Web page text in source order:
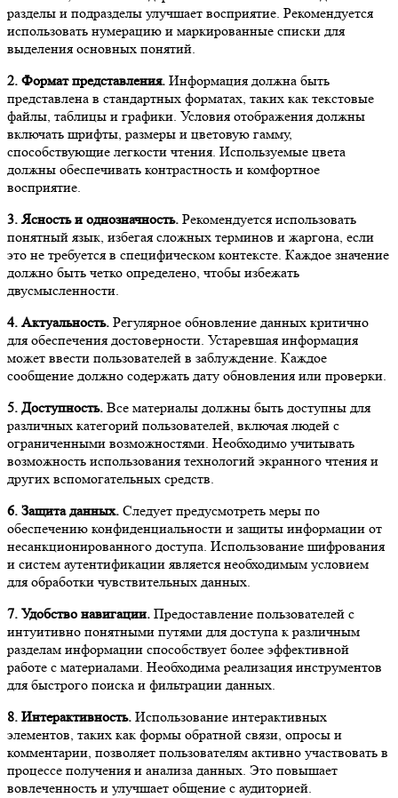
разделы и подразделы улучшает восприятие. Рекомендуется
использовать нумерацию и маркированные списки для
выделения основных понятий.
2. Формат представления. Информация должна быть
представлена в стандартных форматах, таких как текстовые
файлы, таблицы и графики. Условия отображения должны
включать шрифты, размеры и цветовую гамму,
способствующие легкости чтения. Используемые цвета
должны обеспечивать контрастность и комфортное
восприятие.
3. Ясность и однозначность. Рекомендуется использовать
понятный язык, избегая сложных терминов и жаргона, если
это не требуется в специфическом контексте. Каждое значение
должно быть четко определено, чтобы избежать
двусмысленности.
4. Актуальность. Регулярное обновление данных критично
для обеспечения достоверности. Устаревшая информация
может ввести пользователей в заблуждение. Каждое
сообщение должно содержать дату обновления или проверки.
5. Доступность. Все материалы должны быть доступны для
различных категорий пользователей, включая людей с
ограниченными возможностями. Необходимо учитывать
возможность использования технологий экранного чтения и
других вспомогательных средств.
6. Защита данных. Следует предусмотреть меры по
обеспечению конфиденциальности и защиты информации от
несанкционированного доступа. Использование шифрования
и систем аутентификации является необходимым условием
для обработки чувствительных данных.
7. Удобство навигации. Предоставление пользователей с
интуитивно понятными путями для доступа к различным
разделам информации способствует более эффективной
работе с материалами. Необходима реализация инструментов
для быстрого поиска и фильтрации данных.
8. Интерактивность. Использование интерактивных
элементов, таких как формы обратной связи, опросы и
комментарии, позволяет пользователям активно участвовать в
процессе получения и анализа данных. Это повышает
вовлеченность и улучшает общение с аудиторией.